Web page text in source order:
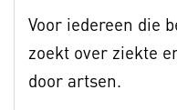
Voor iedereen die
zoekt over ziekte
door artsen.